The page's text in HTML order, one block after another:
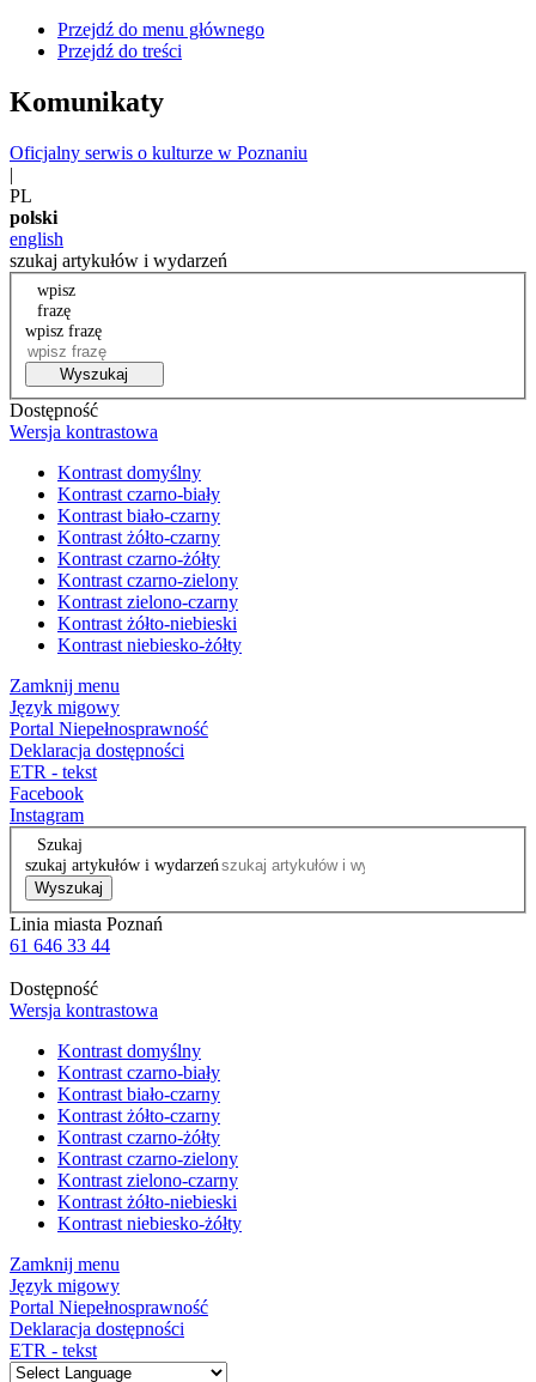
Przejdź do menu głównego
Przejdź do treści
Komunikaty
Oficjalny serwis o kulturze w Poznaniu
|
PL
polski
english
szukaj artykułów i wydarzeń
wpisz
frazę
wpisz frazę
Wyszukaj
Dostępność
Wersja kontrastowa
Kontrast domyślny
Kontrast czarno-biały
Kontrast biało-czarny
Kontrast żółto-czarny
Kontrast czarno-żółty
Kontrast czarno-zielony
Kontrast zielono-czarny
Kontrast żółto-niebieski
Kontrast niebiesko-żółty
Zamknij menu
Język migowy
Portal Niepełnosprawność
Deklaracja dostępności
ETR - tekst
Facebook
Instagram
Szukaj
szukaj artykułów i wydarzeń
Wyszukaj
Linia miasta Poznań
61 646 33 44
Dostępność
Wersja kontrastowa
Kontrast domyślny
Kontrast czarno-biały
Kontrast biało-czarny
Kontrast żółto-czarny
Kontrast czarno-żółty
Kontrast czarno-zielony
Kontrast zielono-czarny
Kontrast żółto-niebieski
Kontrast niebiesko-żółty
Zamknij menu
Język migowy
Portal Niepełnosprawność
Deklaracja dostępności
ETR - tekst